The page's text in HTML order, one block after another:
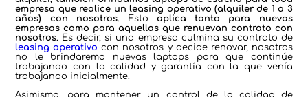
empresa que realice un leasing operativo (alquiler de 1 a 3
años) con nosotros. Estoaplica tanto para nuevas
empresas como para aquellas que renuevan contrato con
nosotros. Es decir, si una empresa culmina su contrato de
leasing operativo con nosotros y decide renovar, nosotros
no le brindaremo nuevas laptops para que continúe
trabajando con la calidad y garantía con la que venía
trabajando inicialmente.
Asimismo, para mantener un control de la calidad de